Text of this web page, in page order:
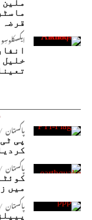
قرضہ
ایکسکلوسِو
خلیل
پاکستان
پی
پاکستان
میں
پاکستان